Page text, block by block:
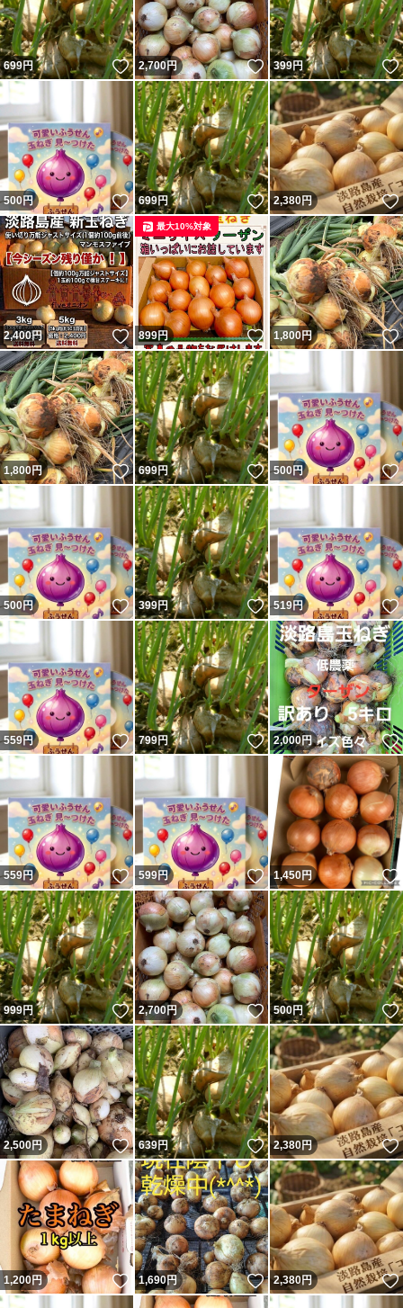
699円 いいね！
2,700円 いいね！
399円
500円 いいね！
699円 いいね！
2,380円
2,400円 いいね！
899円 いいね！
最大10%対象
1,800円
1,800円 いいね！
699円 いいね！
500円
500円 いいね！
399円 いいね！
519円
559円 いいね！
799円 いいね！
2,000円
559円 いいね！
599円 いいね！
1,450円
999円 いいね！
2,700円 いいね！
500円
2,500円 いいね！
639円 いいね！
2,380円
1,200円 いいね！
1,690円 いいね！
2,380円